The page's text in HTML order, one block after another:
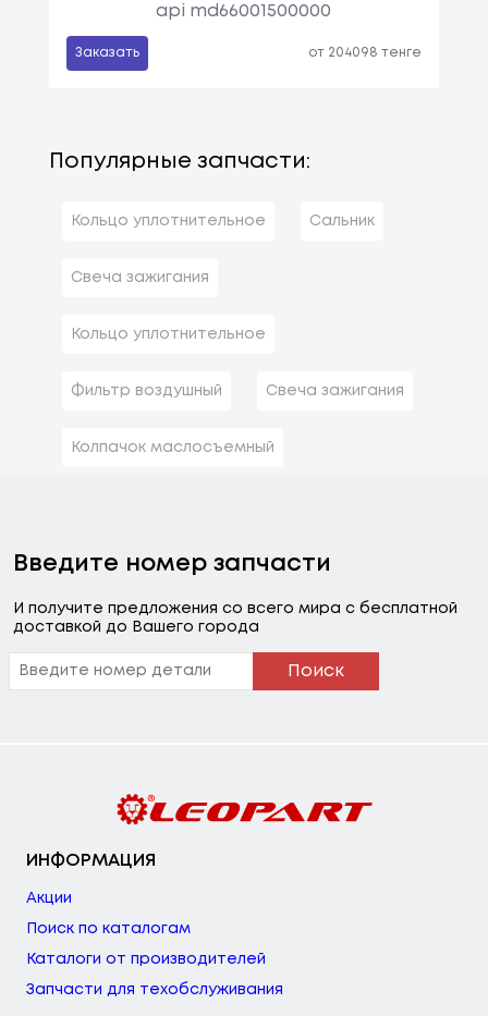
api md66001500000
Заказать от 204098 тенге
Популярные запчасти:
Кольцо уплотнительное Сальник
Свеча зажигания
Кольцо уплотнительное
Фильтр воздушный Свеча зажигания
Колпачок маслосъемный
Введите номер запчасти
И получите предложения со всего мира с бесплатной
доставкой до Вашего города
Поиск
ИНФОРМАЦИЯ
Акции
Поиск по каталогам
Каталоги от производителей
Запчасти для техобслуживания